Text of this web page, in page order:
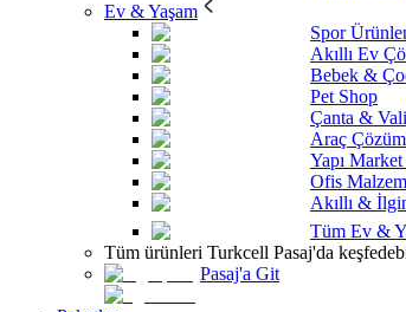
Ev & Yaşam
Spor
Akıllı Ev
Bebek &
Pet Shop
Çanta &
Araç
Yapı
Ofis
Akıllı &
Tüm Ev &
Tüm ürünleri Turkcell Pasaj'da
Pasaj'a Git